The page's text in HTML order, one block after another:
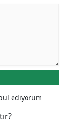
ediyorum